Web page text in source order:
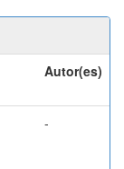
Autor(es)
-